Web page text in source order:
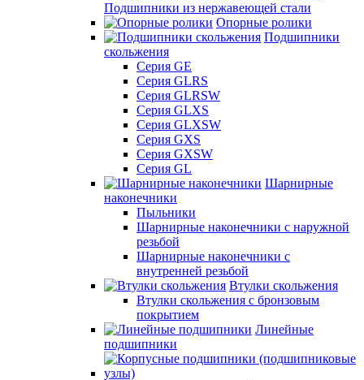
Подшипники из нержавеющей стали
Опорные ролики
Подшипники
скольжения
Серия GE
Серия GLRS
Серия GLRSW
Серия GLXS
Серия GLXSW
Серия GXS
Серия GXSW
Серия GL
Шарнирные
наконечники
Пыльники
Шарнирные наконечники с наружной
резьбой
Шарнирные наконечники с
внутренней резьбой
Втулки скольжения
Втулки скольжения с бронзовым
покрытием
Линейные
подшипники